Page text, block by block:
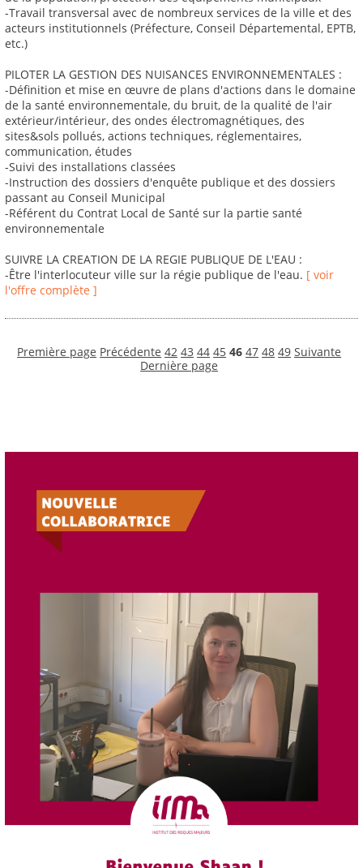
-Travail transversal avec de nombreux services de la ville et des
acteurs institutionnels (Préfecture, Conseil Départemental, EPTB,
etc.)
PILOTER LA GESTION DES NUISANCES ENVIRONNEMENTALES :
-Définition et mise en œuvre de plans d'actions dans le domaine
de la santé environnementale, du bruit, de la qualité de l'air
extérieur/intérieur, des ondes électromagnétiques, des
sites&sols pollués, actions techniques, réglementaires,
communication, études
-Suivi des installations classées
-Instruction des dossiers d'enquête publique et des dossiers
passant au Conseil Municipal
-Référent du Contrat Local de Santé sur la partie santé
environnementale
SUIVRE LA CREATION DE LA REGIE PUBLIQUE DE L'EAU :
-Être l'interlocuteur ville sur la régie publique de l'eau. [ voir
l'offre complète ]
Première page Précédente 42 43 44 45 46 47 48 49 Suivante
Dernière page